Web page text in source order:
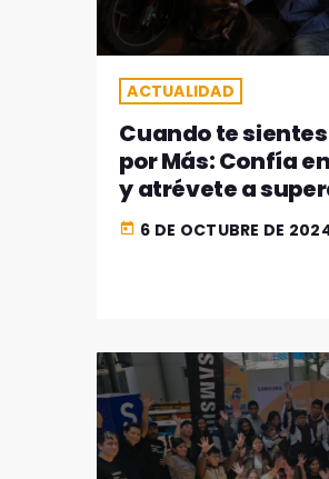
ACTUALIDAD
Cuando te
por Más: Confía
y atrévete a
today 6 DE OCTUBRE DE